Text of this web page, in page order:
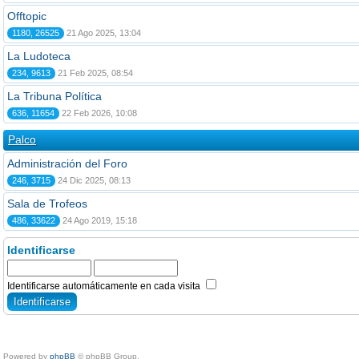
Offtopic
1180, 26525 21 Ago 2025, 13:04
La Ludoteca
234, 9613 21 Feb 2025, 08:54
La Tribuna Política
636, 11654 22 Feb 2026, 10:08
Palco
Administración del Foro
246, 3715 24 Dic 2025, 08:13
Sala de Trofeos
486, 33622 24 Ago 2019, 15:18
Identificarse
Identificarse automáticamente en cada visita
Powered by phpBB © phpBB Group.